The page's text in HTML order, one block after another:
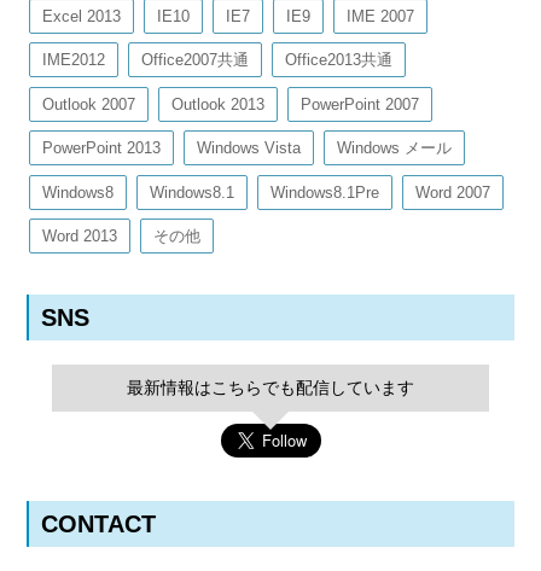
Excel 2013 IE10 IE7 IE9 IME 2007
IME2012 Office2007共通 Office2013共通
Outlook 2007 Outlook 2013 PowerPoint 2007
PowerPoint 2013 Windows Vista Windows メール
Windows8 Windows8.1 Windows8.1Pre Word 2007
Word 2013 その他
SNS
最新情報はこちらでも配信しています
CONTACT